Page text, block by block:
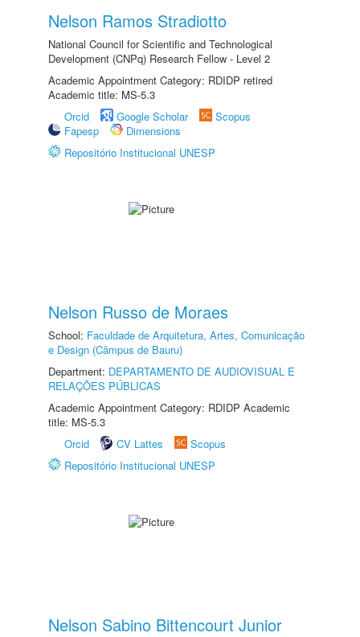
Nelson Ramos Stradiotto
National Council for Scientific and Technological
Development (CNPq) Research Fellow - Level 2
Academic Appointment Category: RDIDP retired
Academic title: MS-5.3
Orcid
Google Scholar
Scopus
Fapesp
Dimensions
Repositório Institucional UNESP
Nelson Russo de Moraes
School: Faculdade de Arquitetura, Artes, Comunicação
e Design (Câmpus de Bauru)
Department: DEPARTAMENTO DE AUDIOVISUAL E
RELAÇÕES PÚBLICAS
Academic Appointment Category: RDIDP Academic
title: MS-5.3
Orcid
CV Lattes
Scopus
Repositório Institucional UNESP
Nelson Sabino Bittencourt Junior